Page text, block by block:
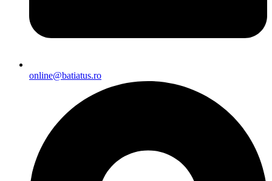
online@batiatus.ro